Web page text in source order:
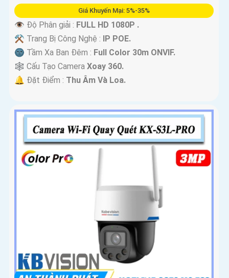
Giá Khuyến Mại: 5%-35%
👁 Độ Phân giải : FULL HD 1080P .
⚒ Trang Bị Công Nghệ : IP POE.
🌚 Tầm Xa Ban Đêm : Full Color 30m ONVIF.
🕸️ Cấu Tạo Camera Xoay 360.
️🔔 Đặt Điểm : Thu Âm Và Loa.